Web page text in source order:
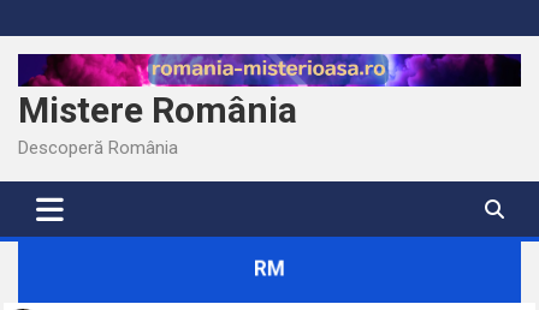
to
content
Mistere România
Descoperă România
RM